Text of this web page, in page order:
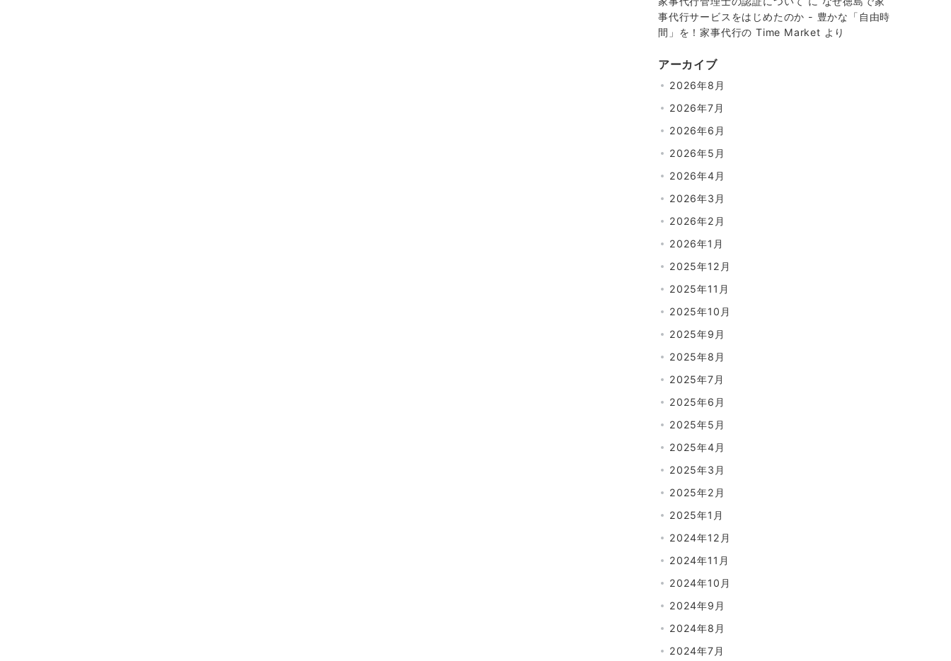
事代行サービスをはじめたのか - 豊かな「自由時
間」を！家事代行の Time Market より
アーカイブ
2026年8月
2026年7月
2026年6月
2026年5月
2026年4月
2026年3月
2026年2月
2026年1月
2025年12月
2025年11月
2025年10月
2025年9月
2025年8月
2025年7月
2025年6月
2025年5月
2025年4月
2025年3月
2025年2月
2025年1月
2024年12月
2024年11月
2024年10月
2024年9月
2024年8月
2024年7月